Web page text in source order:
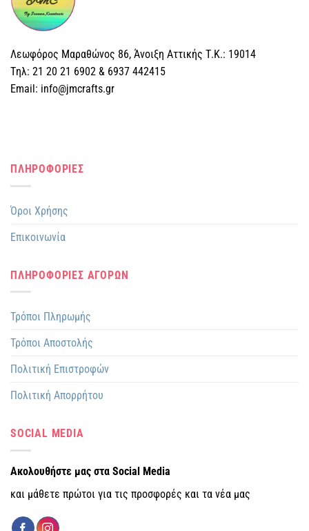
Λεωφόρος Μαραθώνος 86, Άνοιξη Αττικής Τ.Κ.: 19014
Tηλ: 21 20 21 6902 & 6937 442415
Email: info@jmcrafts.gr
ΠΛΗΡΟΦΟΡΙΕΣ
Όροι Χρήσης
Επικοινωνία
ΠΛΗΡΟΦΟΡΙΕΣ ΑΓΟΡΩΝ
Τρόποι Πληρωμής
Τρόποι Αποστολής
Πολιτική Επιστροφών
Πολιτική Απορρήτου
SOCIAL MEDIA
Ακολουθήστε μας στα Social Media
και μάθετε πρώτοι για τις προσφορές και τα νέα μας